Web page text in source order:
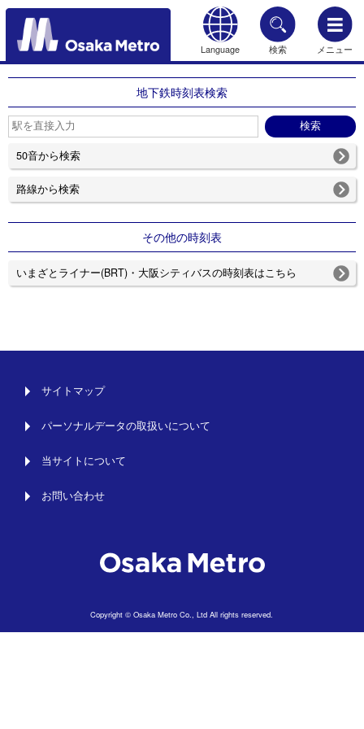
Language 検索 メニュー
もどる
地下鉄時刻表検索
50音から検索
路線から検索
その他の時刻表
いまざとライナー(BRT)・大阪シティバスの時刻表はこちら
サイトマップ
パーソナルデータの取扱いについて
当サイトについて
お問い合わせ
Copyright © Osaka Metro Co., Ltd All rights reserved.